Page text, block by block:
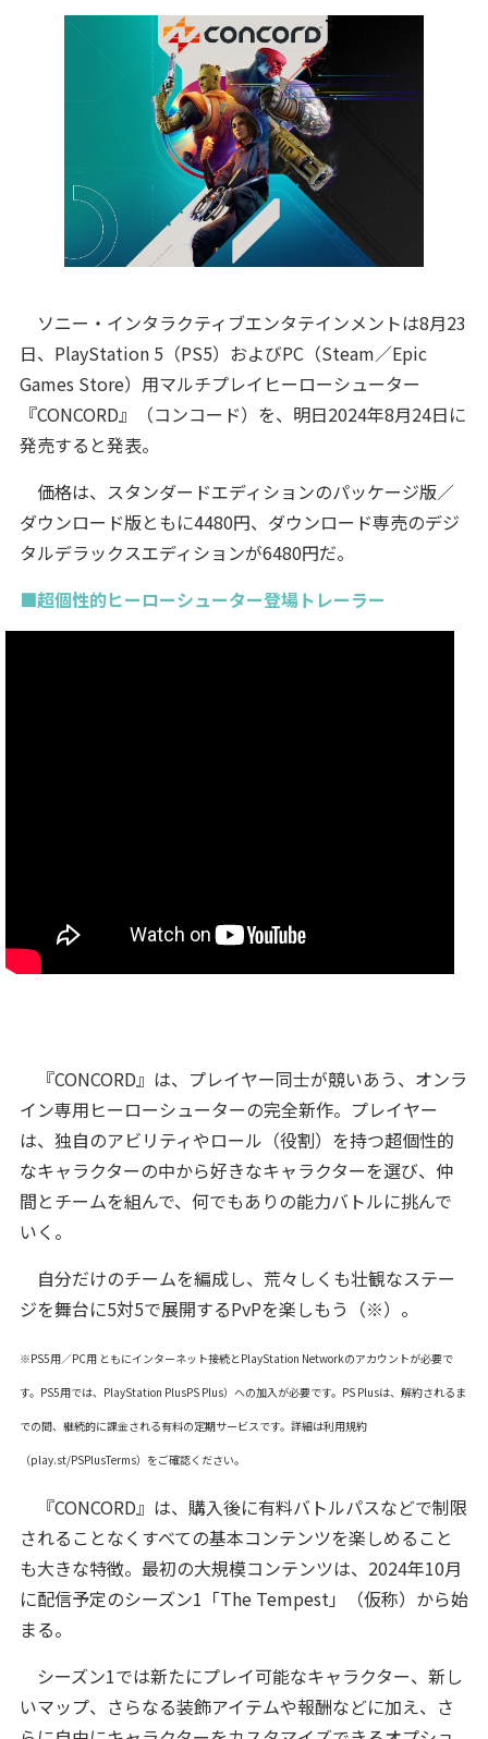
ソニー・インタラクティブエンタテインメントは8月23
日、PlayStation 5（PS5）およびPC（Steam／Epic
Games Store）用マルチプレイヒーローシューター
『CONCORD』（コンコード）を、明日2024年8月24日に
発売すると発表。
価格は、スタンダードエディションのパッケージ版／
ダウンロード版ともに4480円、ダウンロード専売のデジ
タルデラックスエディションが6480円だ。
■超個性的ヒーローシューター登場トレーラー
『CONCORD』は、プレイヤー同士が競いあう、オンラ
イン専用ヒーローシューターの完全新作。プレイヤー
は、独自のアビリティやロール（役割）を持つ超個性的
なキャラクターの中から好きなキャラクターを選び、仲
間とチームを組んで、何でもありの能力バトルに挑んで
いく。
自分だけのチームを編成し、荒々しくも壮観なステー
ジを舞台に5対5で展開するPvPを楽しもう（※）。
※PS5用／PC用 ともにインターネット接続とPlayStation Networkのアカウントが必要で
す。PS5用では、PlayStation PlusPS Plus）への加入が必要です。PS Plusは、解約されるま
での間、継続的に課金される有料の定期サービスです。詳細は利用規約
（play.st/PSPlusTerms）をご確認ください。
『CONCORD』は、購入後に有料バトルパスなどで制限
されることなくすべての基本コンテンツを楽しめること
も大きな特徴。最初の大規模コンテンツは、2024年10月
に配信予定のシーズン1「The Tempest」（仮称）から始
まる。
シーズン1では新たにプレイ可能なキャラクター、新し
いマップ、さらなる装飾アイテムや報酬などに加え、さ